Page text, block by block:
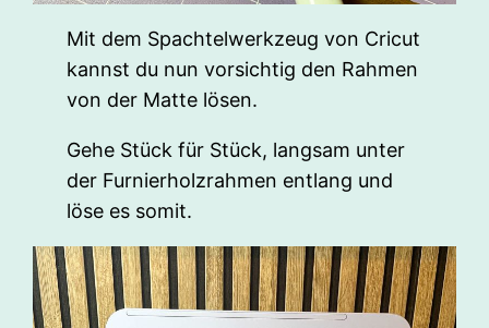
Mit dem Spachtelwerkzeug von Cricut
kannst du nun vorsichtig den Rahmen
von der Matte lösen.
Gehe Stück für Stück, langsam unter
der Furnierholzrahmen entlang und
löse es somit.